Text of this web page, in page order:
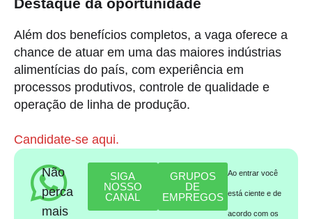
Além dos benefícios completos, a vaga oferece a
chance de atuar em uma das maiores indústrias
alimentícias do país, com experiência em
processos produtivos, controle de qualidade e
operação de linha de produção.
Candidate-se aqui.
Não
perca
mais
SIGA
NOSSO
CANAL
GRUPOS
DE
EMPREGOS
Ao entrar você
está ciente e de
acordo com os